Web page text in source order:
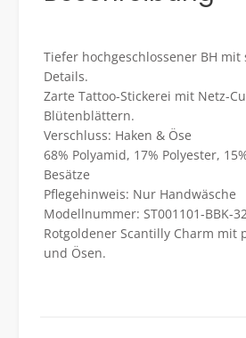
Tiefer hochgeschlossener BH mit
Details.
Zarte Tattoo-Stickerei mit Netz-
Blütenblättern.
Verschluss: Haken & Öse
68% Polyamid, 17% Polyester,
Besätze
Pflegehinweis: Nur Handwäsche
Modellnummer: ST001101-BBK-
Rotgoldener Scantilly Charm mit
und Ösen.